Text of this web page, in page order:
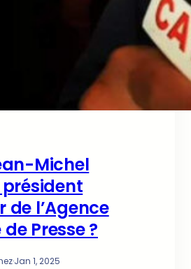
Michel
l’Agence
Presse ?
·Jan 1, 2025